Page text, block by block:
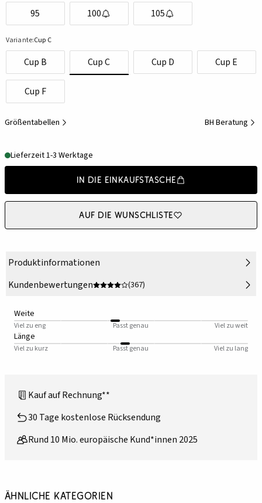
95 100 105
Variante:Cup C
Cup B Cup C Cup D Cup E
Cup F
Größentabellen BH Beratung
Lieferzeit 1-3 Werktage
In die Einkaufstasche
Auf die Wunschliste
Produktinformationen
Kundenbewertungen
(367)
Weite
Viel zu eng Passt genau Viel zu weit
Länge
Viel zu kurz Passt genau Viel zu lang
Kauf auf Rechnung**
30 Tage kostenlose Rücksendung
Rund 10 Mio. europäische Kund*innen 2025
Ähnliche Kategorien